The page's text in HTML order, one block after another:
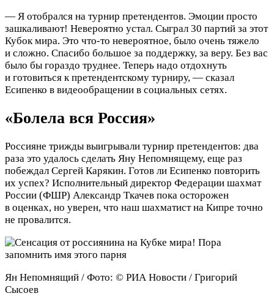
— Я отобрался на турнир претендентов. Эмоции просто
зашкаливают! Невероятно устал. Сыграл 30 партий за этот
Кубок мира. Это что‑то невероятное, было очень тяжело
и сложно. Спасибо большое за поддержку, за веру. Без вас
было бы гораздо труднее. Теперь надо отдохнуть
и готовиться к претендентскому турниру, — сказал
Есипенко в видеообращении в социальных сетях.
«Болела вся Россия»
Россияне трижды выигрывали турнир претендентов: два
раза это удалось сделать Яну Непомнящему, еще раз
побеждал Сергей Карякин. Готов ли Есипенко повторить
их успех? Исполнительный директор Федерации шахмат
России (ФШР) Александр Ткачев пока осторожен
в оценках, но уверен, что наш шахматист на Кипре точно
не провалится.
Ян Непомнящий / Фото: © РИА Новости / Григорий
Сысоев